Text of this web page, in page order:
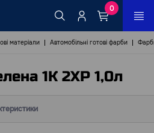
0
матеріали Автомобільні готові фарби
1К 2ХР 1,0л